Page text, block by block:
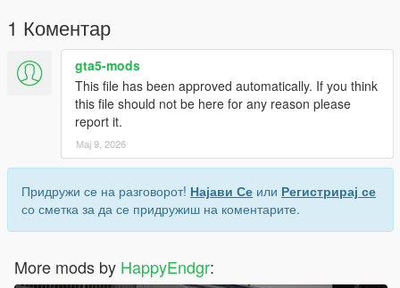
1 Коментар
gta5-mods
This file has been approved automatically. If you think
this file should not be here for any reason please
report it.
Мај 9, 2026
Придружи се на разговорот! Најави Се или Регистрирај се
со сметка за да се придружиш на коментарите.
More mods by HappyEndgr: